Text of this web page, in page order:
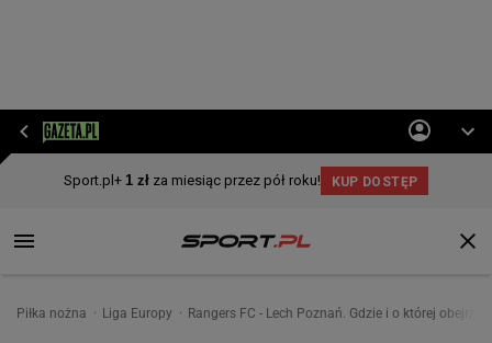
Piłka nożna Liga Europy Rangers FC - Lech Poznań. Gdzie i o której